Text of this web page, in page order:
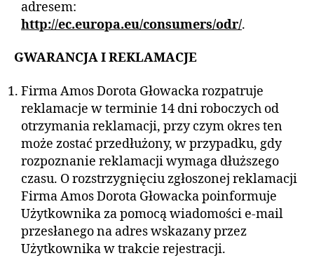
adresem:
http://ec.europa.eu/consumers/odr/.
GWARANCJA I REKLAMACJE
Firma Amos Dorota Głowacka rozpatruje
reklamacje w terminie 14 dni roboczych od
otrzymania reklamacji, przy czym okres ten
może zostać przedłużony, w przypadku, gdy
rozpoznanie reklamacji wymaga dłuższego
czasu. O rozstrzygnięciu zgłoszonej reklamacji
Firma Amos Dorota Głowacka poinformuje
Użytkownika za pomocą wiadomości e-mail
przesłanego na adres wskazany przez
Użytkownika w trakcie rejestracji.